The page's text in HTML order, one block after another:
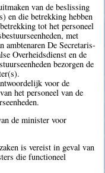
van de beslissing
en die betrekking hebben
tot het personeel
met
ambtenaren De Secretaris-
Overheidsdienst en de
bezorgen de
voor de
het personeel van de
de minister voor
is vereist in geval van
die functioneel